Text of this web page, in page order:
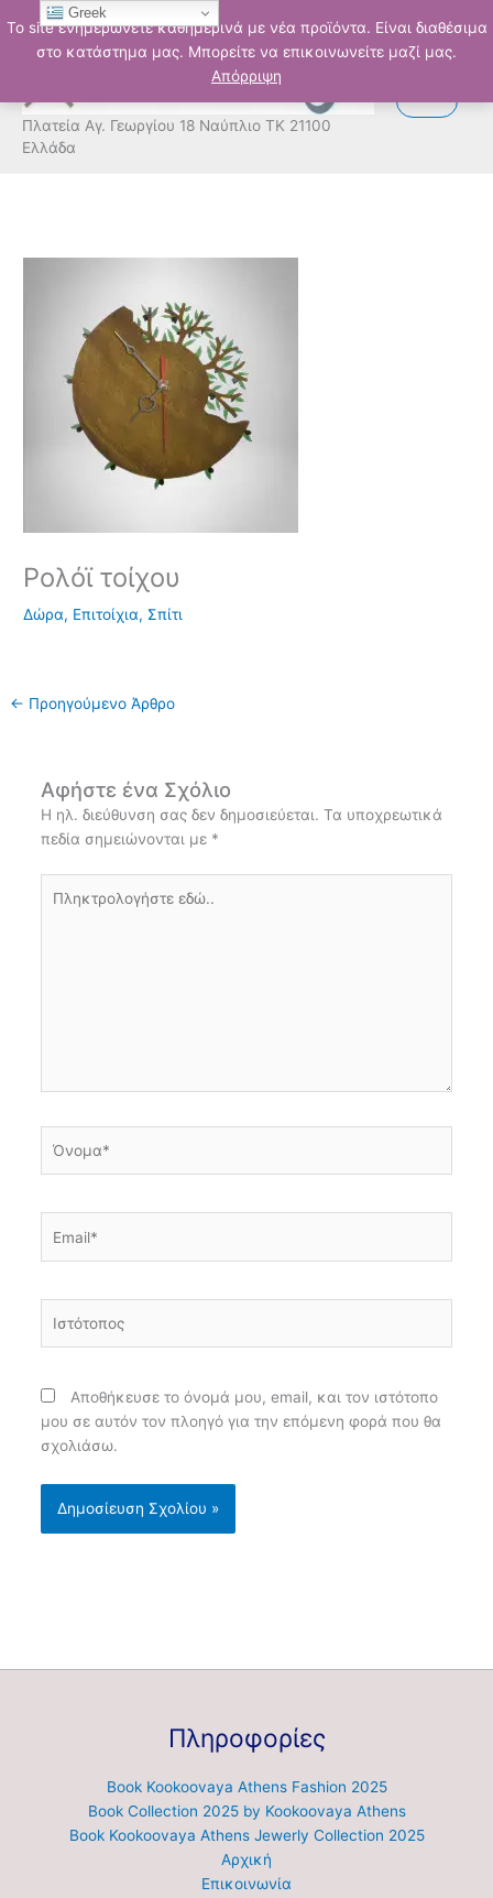
Το site ενημερώνετε καθημερινά με νέα προϊόντα. Είναι διαθέσιμα
στο κατάστημα μας. Μπορείτε να επικοινωνείτε μαζί μας.
Απόρριψη
Μετάβαση
στο
περιεχόμενο
Πλατεία Αγ. Γεωργίου 18 Ναύπλιο ΤΚ 21100
Ελλάδα
Ρολόϊ τοίχου
Δώρα, Επιτοίχια, Σπίτι
← Προηγούμενο Άρθρο
Αφήστε ένα Σχόλιο
Η ηλ. διεύθυνση σας δεν δημοσιεύεται. Τα υποχρεωτικά
πεδία σημειώνονται με *
εδώ..
Αποθήκευσε το όνομά μου, email, και τον ιστότοπο
μου σε αυτόν τον πλοηγό για την επόμενη φορά που θα
σχολιάσω.
Πληροφορίες
Book Kookoovaya Athens Fashion 2025
Book Collection 2025 by Kookoovaya Athens
Book Kookoovaya Athens Jewerly Collection 2025
Αρχική
Επικοινωνία
Greek